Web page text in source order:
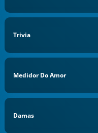
Trivia
Medidor Do Amor
Damas